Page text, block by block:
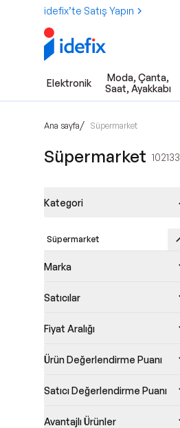
idefix’te Satış Yapın
Elektronik
Moda, Çanta,
Saat, Ayakkabı
Ana sayfa/ Süpermarket
Süpermarket 102133
Kategori
Süpermarket
Marka
Satıcılar
Fiyat Aralığı
Ürün Değerlendirme Puanı
Satıcı Değerlendirme Puanı
Avantajlı Ürünler